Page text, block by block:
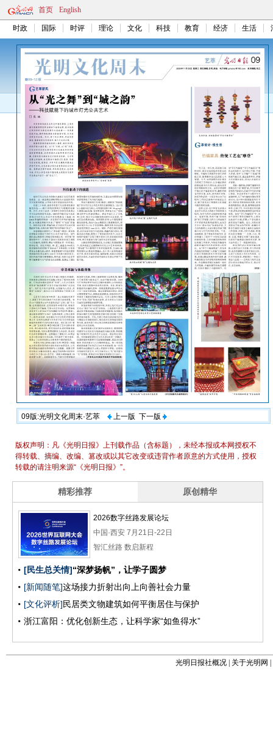
首页 English
时政 国际 时评 理论 文化 科技 教育 经济 生活
09版:光明文化周末·艺萃 上一版 下一版
光明日报社概况 关于光明网